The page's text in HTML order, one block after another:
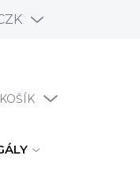
KOŠÍK